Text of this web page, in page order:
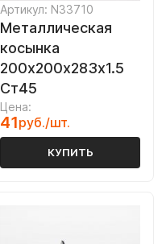
Артикул: N33710
Металлическая
косынка
200х200х283х1.5
Ст45
Цена:
41руб./шт.
КУПИТЬ